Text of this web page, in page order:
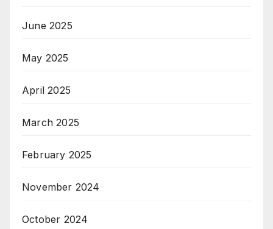
June 2025
May 2025
April 2025
March 2025
February 2025
November 2024
October 2024